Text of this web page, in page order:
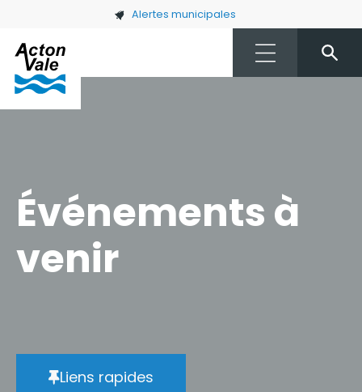
Skip to main content Alertes municipales
Événements à
venir
Liens rapides